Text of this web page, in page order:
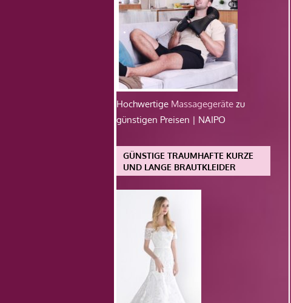
Hochwertige Massagegeräte zu
günstigen Preisen | NAIPO
GÜNSTIGE TRAUMHAFTE KURZE
UND LANGE BRAUTKLEIDER